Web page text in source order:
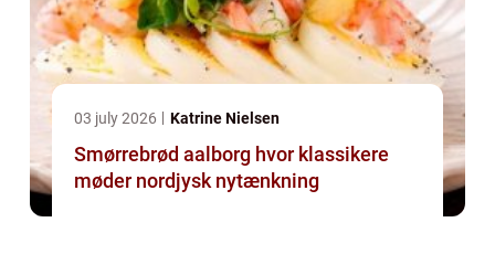
03 july 2026 Katrine Nielsen
Smørrebrød aalborg hvor klassikere
møder nordjysk nytænkning